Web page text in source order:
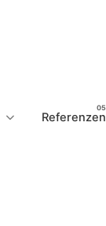
Referenzen